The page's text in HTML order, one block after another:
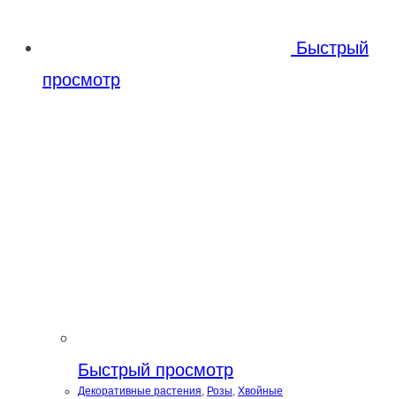
Быстрый
просмотр
Быстрый просмотр
Декоративные растения, Розы, Хвойные